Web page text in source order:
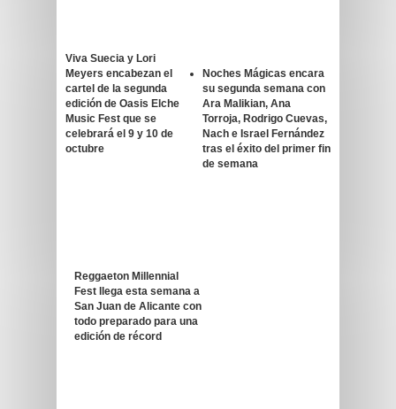
Viva Suecia y Lori
Meyers encabezan el
cartel de la segunda
edición de Oasis Elche
Music Fest que se
celebrará el 9 y 10 de
octubre
Noches Mágicas encara
su segunda semana con
Ara Malikian, Ana
Torroja, Rodrigo Cuevas,
Nach e Israel Fernández
tras el éxito del primer fin
de semana
Reggaeton Millennial
Fest llega esta semana a
San Juan de Alicante con
todo preparado para una
edición de récord